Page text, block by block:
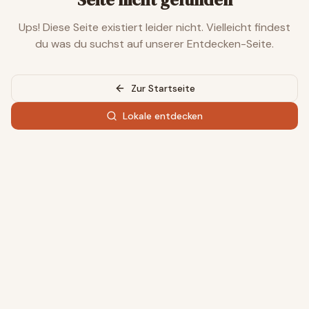
Ups! Diese Seite existiert leider nicht. Vielleicht findest
du was du suchst auf unserer Entdecken-Seite.
Zur Startseite
Lokale entdecken